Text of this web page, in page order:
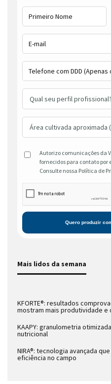
Autorizo comunicações da
fornecidos para contato por
Consulte nossa Política de
Mais lidos da semana
KFORTE®: resultados
mostram mais produtividade e
KAAPY: granulometria
nutricional
NIRA®: tecnologia avançada
eficiência no campo